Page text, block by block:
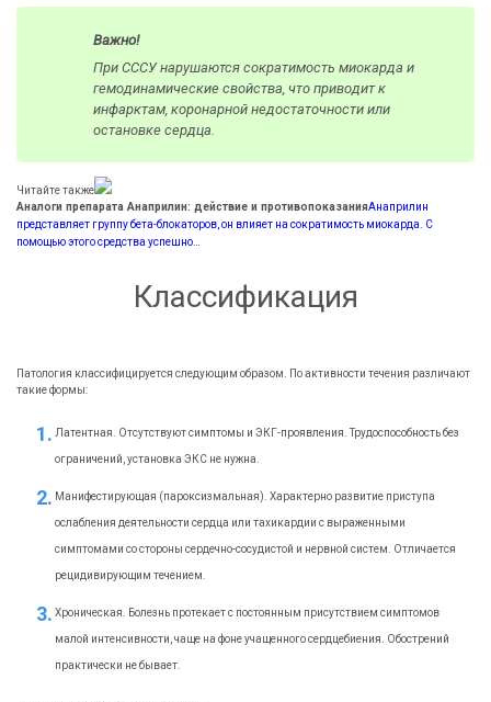
Важно!
При СССУ нарушаются сократимость миокарда и
гемодинамические свойства, что приводит к
инфарктам, коронарной недостаточности или
остановке сердца.
Читайте также
Аналоги препарата Анаприлин: действие и противопоказанияАнаприлин
представляет группу бета-блокаторов, он влияет на сократимость миокарда. С
помощью этого средства успешно…
Классификация
Патология классифицируется следующим образом. По активности течения различают
такие формы:
Латентная. Отсутствуют симптомы и ЭКГ-проявления. Трудоспособность без
ограничений, установка ЭКС не нужна.
Манифестирующая (пароксизмальная). Характерно развитие приступа
ослабления деятельности сердца или тахикардии с выраженными
симптомами со стороны сердечно-сосудистой и нервной систем. Отличается
рецидивирующим течением.
Хроническая. Болезнь протекает с постоянным присутствием симптомов
малой интенсивности, чаще на фоне учащенного сердцебиения. Обострений
практически не бывает.